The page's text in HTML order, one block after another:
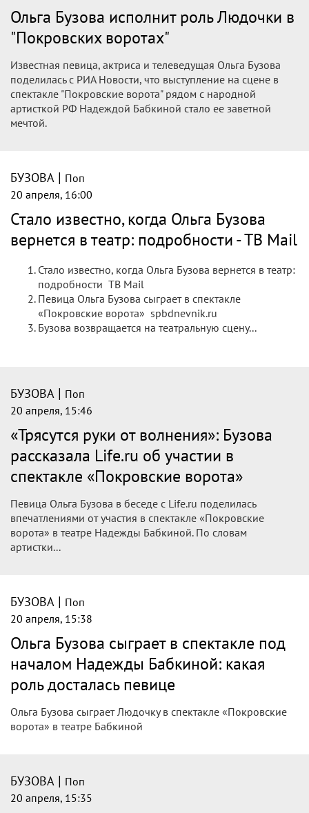
Ольга Бузова исполнит роль Людочки в
"Покровских воротах"
Известная певица, актриса и телеведущая Ольга Бузова
поделилась с РИА Новости, что выступление на сцене в
спектакле "Покровские ворота" рядом с народной
артисткой РФ Надеждой Бабкиной стало ее заветной
мечтой.
БУЗОВА | Поп
20 апреля, 16:00
Стало известно, когда Ольга Бузова
вернется в театр: подробности - ТВ Mail
Стало известно, когда Ольга Бузова вернется в театр:
подробности ТВ Mail
Певица Ольга Бузова сыграет в спектакле
«Покровские ворота» spbdnevnik.ru
Бузова возвращается на театральную сцену...
БУЗОВА | Поп
20 апреля, 15:46
«Трясутся руки от волнения»: Бузова
рассказала Life.ru об участии в
спектакле «Покровские ворота»
Певица Ольга Бузова в беседе с Life.ru поделилась
впечатлениями от участия в спектакле «Покровские
ворота» в театре Надежды Бабкиной. По словам
артистки...
БУЗОВА | Поп
20 апреля, 15:38
Ольга Бузова сыграет в спектакле под
началом Надежды Бабкиной: какая
роль досталась певице
Ольга Бузова сыграет Людочку в спектакле «Покровские
ворота» в театре Бабкиной
БУЗОВА | Поп
20 апреля, 15:35